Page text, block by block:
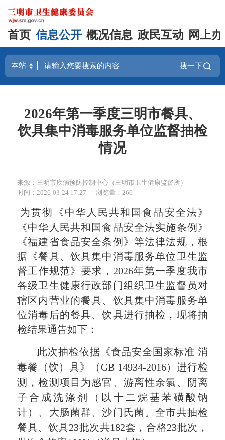
首页 信息公开 概况信息 政民互动 网上
搜一下
2026年第一季度三明市餐具、
饮具集中消毒服务单位监督抽检
情况
来源：三明市疾病预防控制中心（三明市卫生健康监督所）
时间：2026-03-24 17:27
浏览量：266
为贯彻《中华人民共和国食品安全法》
《中华人民共和国食品安全法实施条例》
《福建省食品安全条例》等法律法规，根
据《餐具、饮具集中消毒服务单位卫生监
督工作规范》要求，2026年第一季度我市
各级卫生健康行政部门组织卫生监督员对
辖区内营业的餐具、饮具集中消毒服务单
位消毒后的餐具、饮具进行抽检，现将抽
检结果通告如下：
此次抽检依据《食品安全国家标准 消
毒餐（饮）具》（GB 14934-2016）进行检
测，检测项目为感官、游离性余氯、阴离
子合成洗涤剂（以十二烷基苯磺酸钠
计）、大肠菌群、沙门氏菌。全市共抽检
餐具、饮具23批次共182套，合格23批次，